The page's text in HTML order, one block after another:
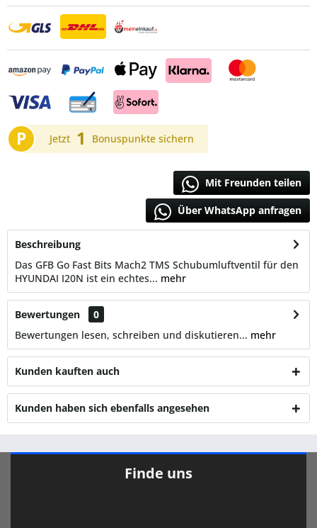
P Jetzt 1 Bonuspunkte sichern
Mit Freunden teilen
Über WhatsApp anfragen
Beschreibung
Das GFB Go Fast Bits Mach2 TMS Schubumluftventil für den
HYUNDAI I20N ist ein echtes... mehr
Bewertungen
0
Bewertungen lesen, schreiben und diskutieren... mehr
Kunden kauften auch
Kunden haben sich ebenfalls angesehen
Finde uns